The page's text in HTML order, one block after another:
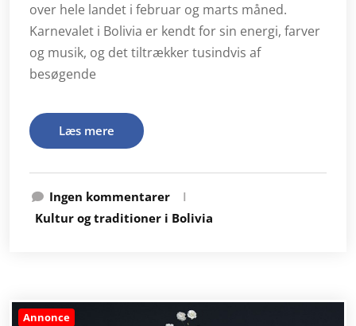
over hele landet i februar og marts måned.
Karnevalet i Bolivia er kendt for sin energi, farver
og musik, og det tiltrækker tusindvis af
besøgende
Læs mere
Ingen kommentarer
I
Kultur og traditioner i Bolivia
Annonce